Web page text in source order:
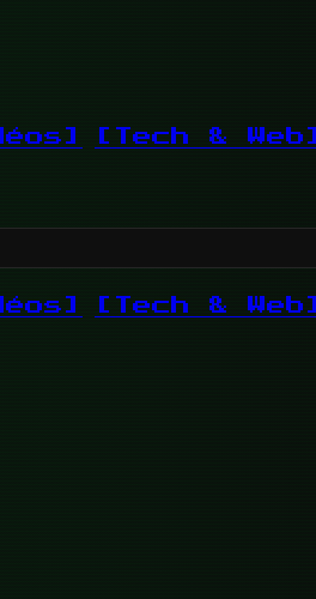
[Tech & Web]
[Tech & Web]